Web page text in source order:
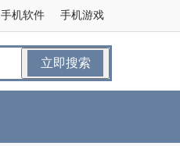
手机游戏
手机软件
立即搜索